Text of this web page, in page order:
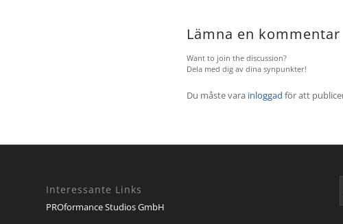
Lämna en kommentar
Want to join the discussion?
Dela med dig av dina synpunkter!
Du måste vara inloggad för att
Interessante Links
PROformance Studios GmbH